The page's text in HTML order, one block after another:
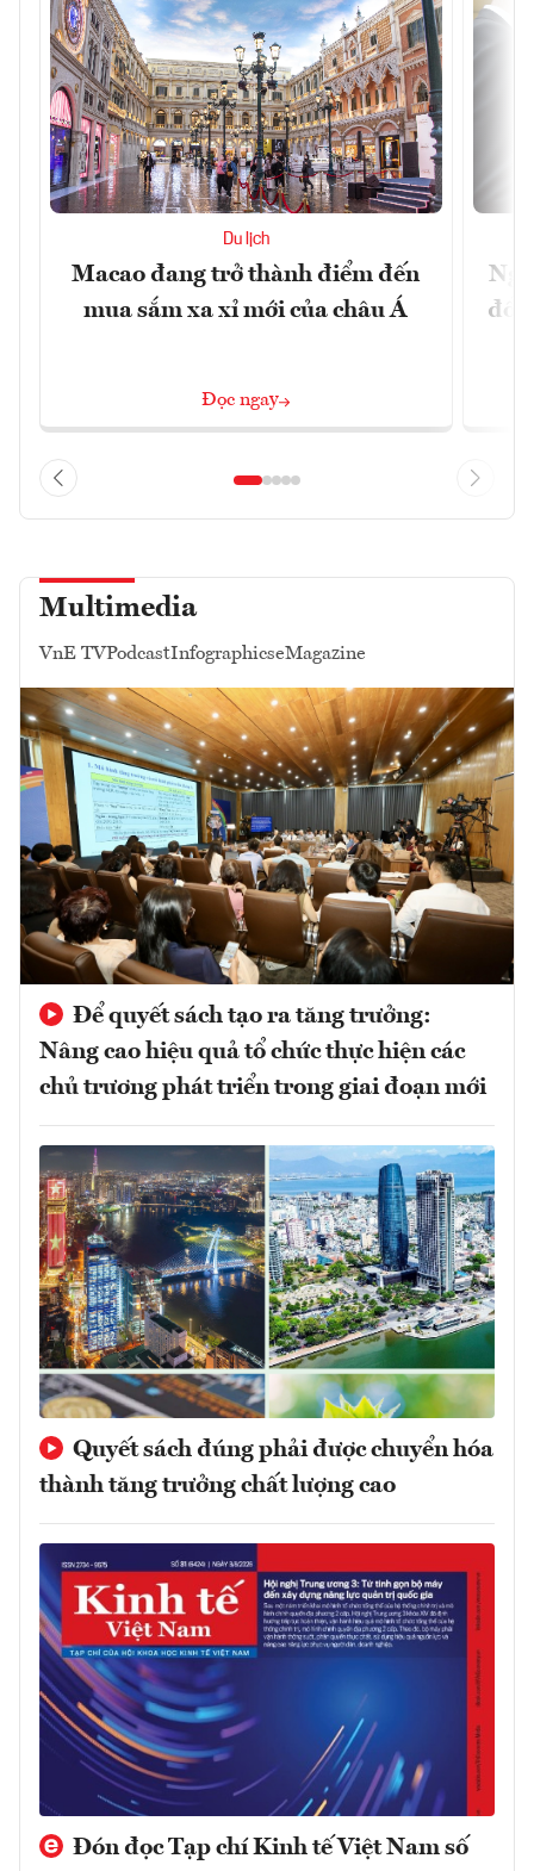
Du lịch
Macao đang trở thành điểm đến
mua sắm xa xỉ mới của châu Á
Đọc ngay
đổi
Multimedia
VnE TVPodcastInfographicseMagazine
Để quyết sách tạo ra tăng trưởng:
Nâng cao hiệu quả tổ chức thực hiện các
chủ trương phát triển trong giai đoạn mới
Quyết sách đúng phải được chuyển hóa
thành tăng trưởng chất lượng cao
Đón đọc Tạp chí Kinh tế Việt Nam số